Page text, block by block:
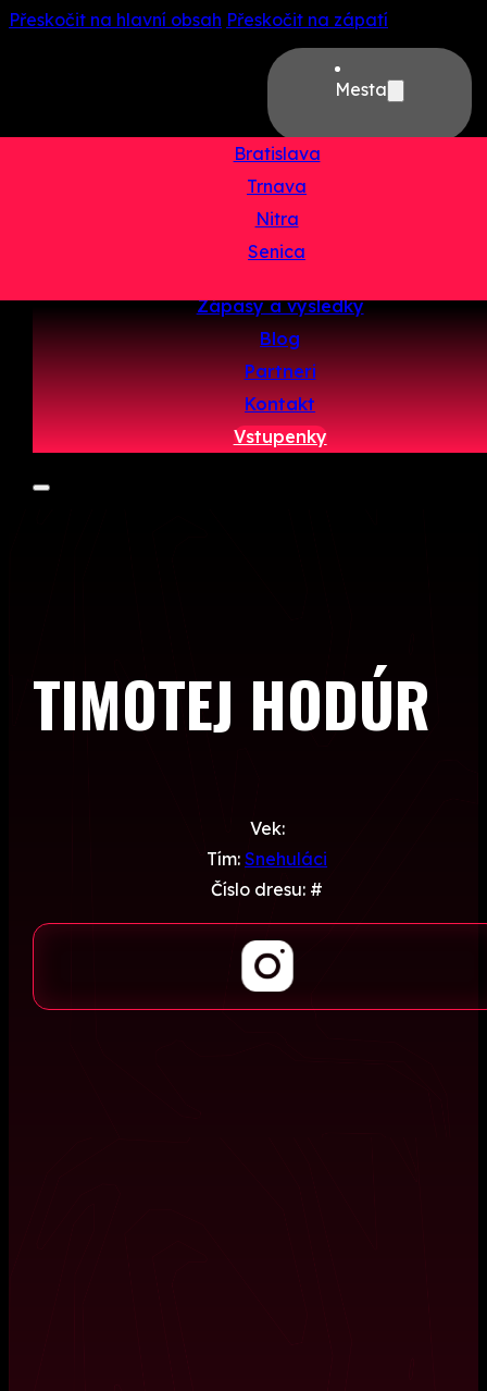
Přeskočit na hlavní obsah Přeskočit na zápatí
Mesta
Bratislava
Trnava
Nitra
Senica
Domov
O projekte
Zápasy a výsledky
Blog
Partneri
Kontakt
Vstupenky
TIMOTEJ HODÚR
Vek:
Tím:Snehuláci
Číslo dresu: #